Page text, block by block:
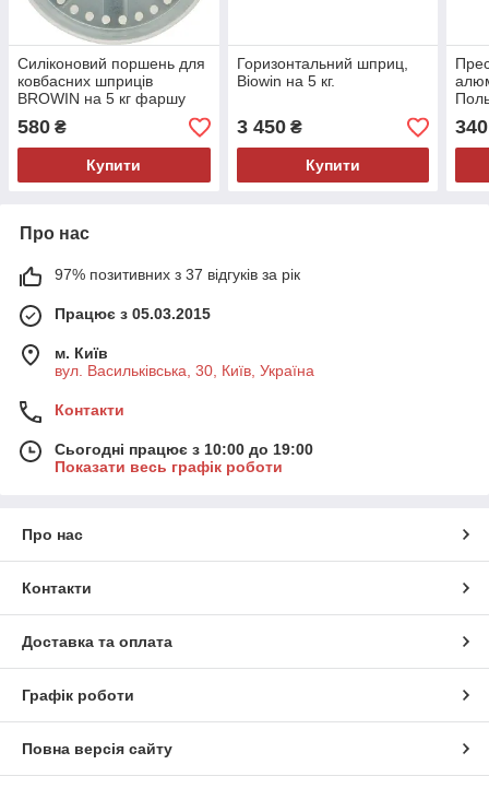
Силіконовий поршень для
ковбасних шприців
BROWIN на 5 кг фаршу
580 ₴
Купити
Горизонтальний шприц,
Biowin на 5 кг.
3 450₴
Купити
340
Про нас
97% позитивних з 37 відгуків за рік
Працює з 05.03.2015
м. Київ
вул. Васильківська, 30, Київ, Україна
Контакти
Сьогодні працює з 10:00 до 19:00
Показати весь графік роботи
Про нас
Контакти
Доставка та оплата
Графік роботи
Повна версія сайту